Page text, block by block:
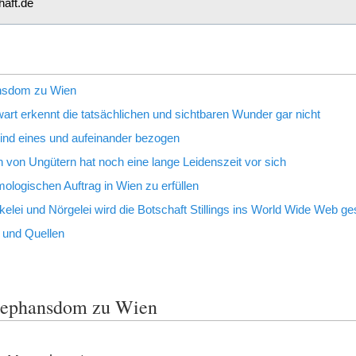
zu Wien
erkennt die tatsächlichen und sichtbaren Wunder gar nicht
eines und aufeinander bezogen
von Ungütern hat noch eine lange Leidenszeit vor sich
Auftrag in Wien zu erfüllen
und Nörgelei wird die Botschaft Stillings ins World Wide Web
Quellen
zu Wien